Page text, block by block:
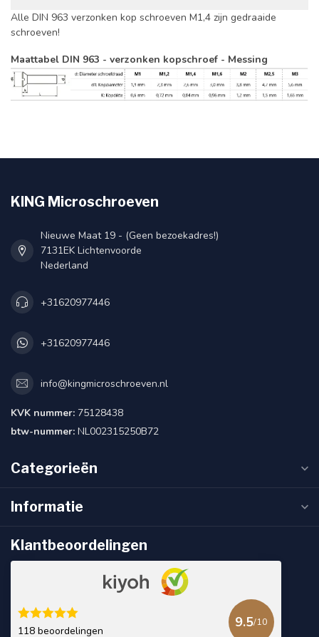
Alle DIN 963 verzonken kop schroeven M1,4 zijn gedraaide
schroeven!
Maattabel DIN 963 - verzonken kopschroef - Messing
KING Microschroeven
Nieuwe Maat 19 - (Geen bezoekadres!)
7131EK Lichtenvoorde
Nederland
+31620977446
+31620977446
info@kingmicroschroeven.nl
KVK nummer: 75128438
btw-nummer: NL002315250B72
Categorieën
Informatie
Klantbeoordelingen
118 beoordelingen
9.5/10